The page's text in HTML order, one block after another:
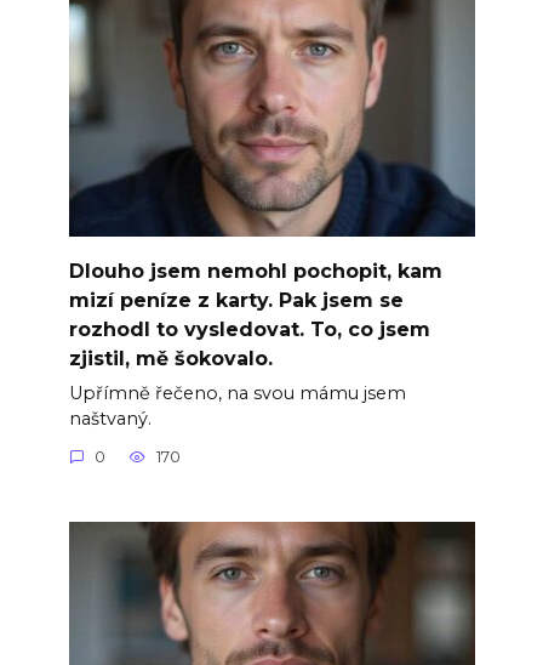
Dlouho jsem nemohl pochopit, kam
mizí peníze z karty. Pak jsem se
rozhodl to vysledovat. To, co jsem
zjistil, mě šokovalo.
Upřímně řečeno, na svou mámu jsem
naštvaný.
0 170